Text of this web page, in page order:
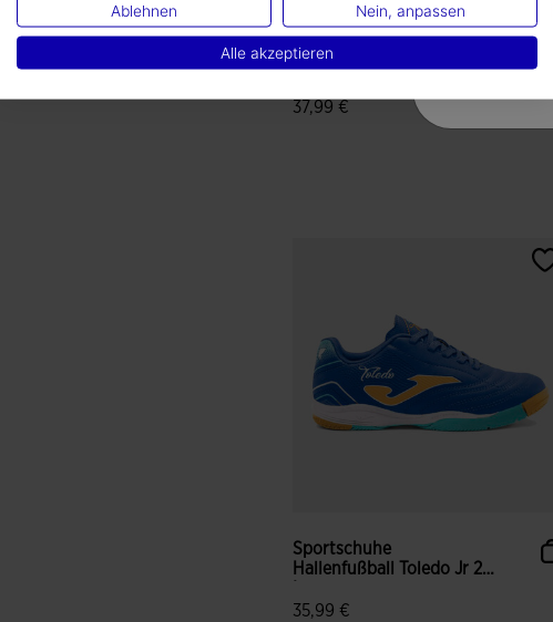
Sportschuhe
Hallenfußball Top Flex Jr
37,99 €
Sportschuhe
Hallenfußball Toledo Jr 26
35,99 €
Ablehnen Nein, anpassen
Alle akzeptieren